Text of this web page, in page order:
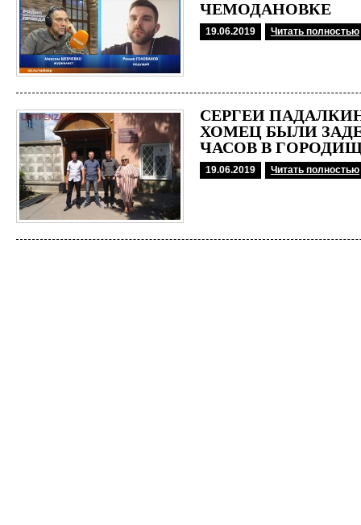
ЧЕМОДАНОВКЕ
19.06.2019 Читать полностью
СЕРГЕЙ
ХОМЕЦ БЫЛИ
ЧАСОВ В
19.06.2019 Читать полностью